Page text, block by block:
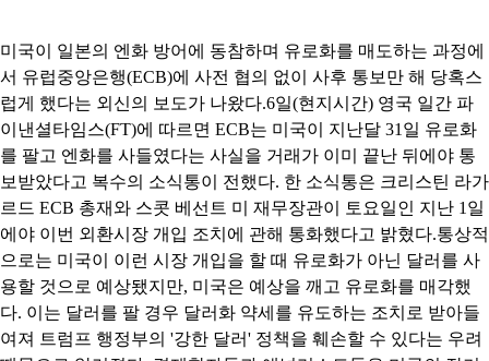
미국이 일본의 엔화 방어에 동참하며 유로화를 매도하는 과정에